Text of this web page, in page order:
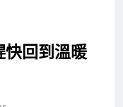
快回到溫暖